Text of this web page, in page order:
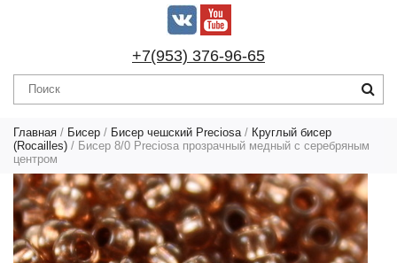
+7(953) 376-96-65
Главная / Бисер / Бисер чешский Preciosa / Круглый бисер
(Rocailles) / Бисер 8/0 Preciosa прозрачный медный с серебряным
центром